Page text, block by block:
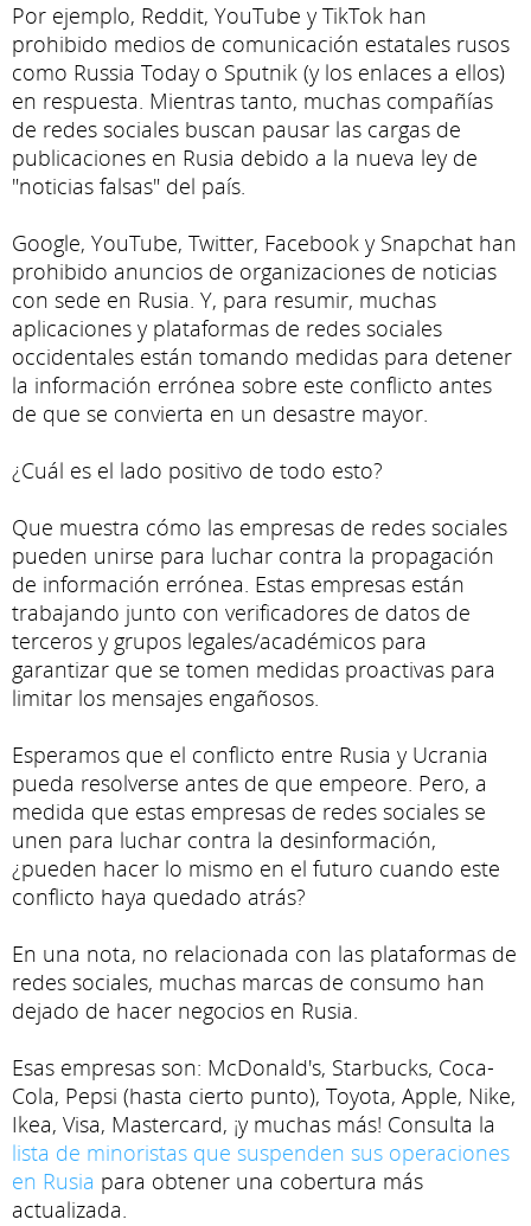
Por ejemplo, Reddit, YouTube y TikTok han
prohibido medios de comunicación estatales rusos
como Russia Today o Sputnik (y los enlaces a ellos)
en respuesta. Mientras tanto, muchas compañías
de redes sociales buscan pausar las cargas de
publicaciones en Rusia debido a la nueva ley de
"noticias falsas" del país.
Google, YouTube, Twitter, Facebook y Snapchat han
prohibido anuncios de organizaciones de noticias
con sede en Rusia. Y, para resumir, muchas
aplicaciones y plataformas de redes sociales
occidentales están tomando medidas para detener
la información errónea sobre este conflicto antes
de que se convierta en un desastre mayor.
¿Cuál es el lado positivo de todo esto?
Que muestra cómo las empresas de redes sociales
pueden unirse para luchar contra la propagación
de información errónea. Estas empresas están
trabajando junto con verificadores de datos de
terceros y grupos legales/académicos para
garantizar que se tomen medidas proactivas para
limitar los mensajes engañosos.
Esperamos que el conflicto entre Rusia y Ucrania
pueda resolverse antes de que empeore. Pero, a
medida que estas empresas de redes sociales se
unen para luchar contra la desinformación,
¿pueden hacer lo mismo en el futuro cuando este
conflicto haya quedado atrás?
En una nota, no relacionada con las plataformas de
redes sociales, muchas marcas de consumo han
dejado de hacer negocios en Rusia.
Esas empresas son: McDonald's, Starbucks, Coca-
Cola, Pepsi (hasta cierto punto), Toyota, Apple, Nike,
Ikea, Visa, Mastercard, ¡y muchas más! Consulta la
lista de minoristas que suspenden sus operaciones
en Rusia para obtener una cobertura más
actualizada.